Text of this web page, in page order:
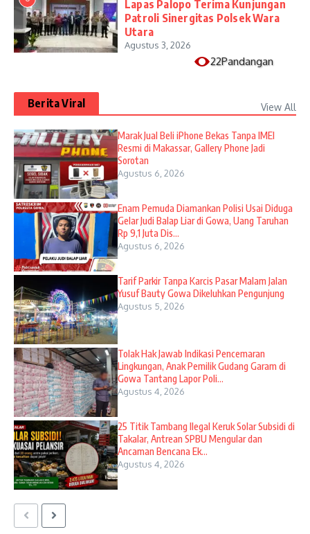
Lapas Palopo Terima Kunjungan
Patroli Sinergitas Polsek Wara
Utara
Agustus 3, 2026
22Pandangan
Berita Viral View All
​Marak Jual Beli iPhone Bekas Tanpa IMEI
Resmi di Makassar, Gallery Phone Jadi
Sorotan
Agustus 6, 2026
Enam Pemuda Diamankan Polisi Usai Diduga
Gelar Judi Balap Liar di Gowa, Uang Taruhan
Rp 9,1 Juta Dis...
Agustus 6, 2026
Tarif Parkir Tanpa Karcis Pasar Malam Jalan
Yusuf Bauty Gowa Dikeluhkan Pengunjung
Agustus 5, 2026
Tolak Hak Jawab Indikasi Pencemaran
Lingkungan, Anak Pemilik Gudang Garam di
Gowa Tantang Lapor Poli...
Agustus 4, 2026
25 Titik Tambang Ilegal Keruk Solar Subsidi di
Takalar, Antrean SPBU Mengular dan
Ancaman Bencana Ek...
Agustus 4, 2026